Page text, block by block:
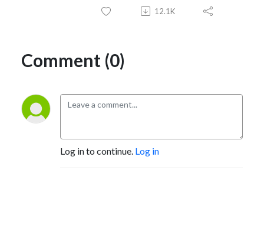
12.1K
Comment (0)
Log in to continue. Log in